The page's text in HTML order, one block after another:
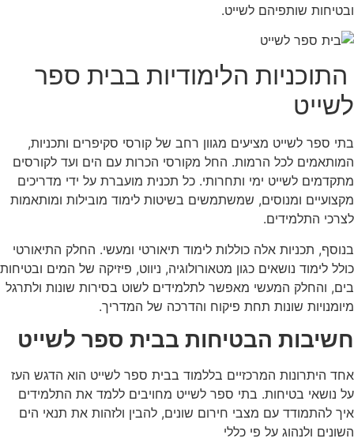
ובטיחות שותפיהם לשייט.
התוכניות הלימודיות בבית ספר
לשייט
בתי ספר לשייט מציעים מגוון רחב של קורסי סקיפרים ותכניות,
המותאמים לכל הרמות. החל מקורסי הכרות עם הים ועד לקורסים
מתקדמים לשייט ימי ותחרותי. כל תכנית מועברת על ידי מדריכים
מקצועיים ומנוסים, שמשתמשים בשיטות לימוד מובילות ומותאמות
לצרכי התלמידים.
בנוסף, תכניות אלה כוללות לימוד תיאורטי ומעשי. החלק התיאורטי
כולל לימוד נושאים כגון מטאורולוגיה, ניווט, פיזיקה של המים ובטיחות
בים, והחלק המעשי מאפשר לתלמידים לשוט בסירות שונות ולתרגל
מיומנויות שונות תחת פיקוח והדרכה של המדריך.
חשיבות הבטיחות בבית ספר לשייט
אחד היתרונות המרכזיים בללמוד בבית ספר לשייט הוא הדגש העז
על נושאי בטיחות. בתי ספר לשייט מחויבים ללמד את התלמידים
איך להתמודד עם מצבי חירום שונים, להבין ולזהות את תנאי הים
השונים ולנהוג על פי כללי